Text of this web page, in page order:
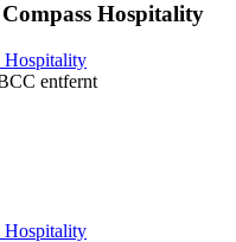
Hospitality
Hospitality
entfernt
Hospitality